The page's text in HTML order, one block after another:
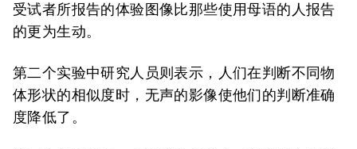
受试者所报告的体验图像比那些使用母语的人报告
的更为生动。
第二个实验中研究人员则表示，人们在判断不同物
体形状的相似度时，无声的影像使他们的判断准确
度降低了。